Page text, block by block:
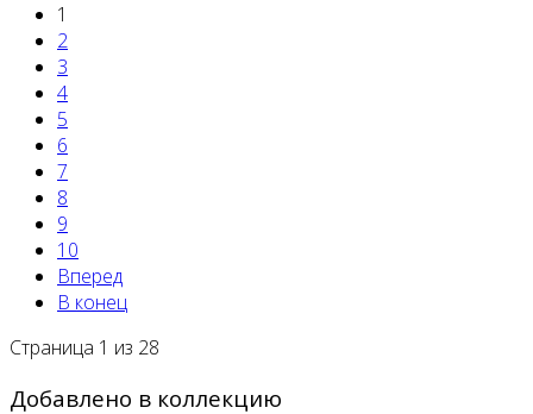
1
2
3
4
5
6
7
8
9
10
Вперед
В конец
Страница 1 из 28
Добавлено в коллекцию